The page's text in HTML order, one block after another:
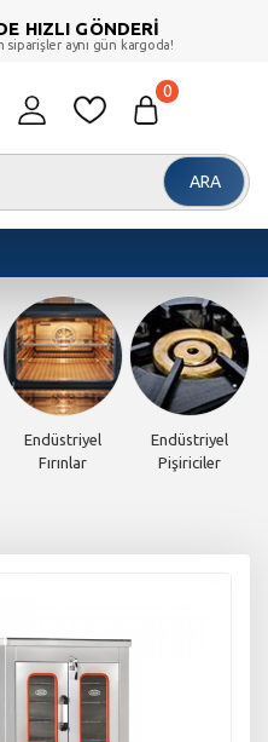
HIZLI GÖNDERİ
siparişler aynı gün kargoda!
ARA
0
Endüstriyel
Fırınlar
Endüstriyel
Pişiriciler